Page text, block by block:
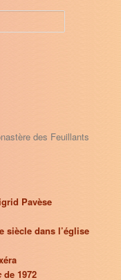
des Feuillants
Pavèse
siècle dans l’église
de 1972